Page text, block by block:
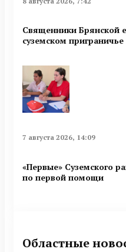
Священники Брянской
суземском приграничье
7 августа 2026, 14:09
«Первые» Суземского
по первой помощи
Областные